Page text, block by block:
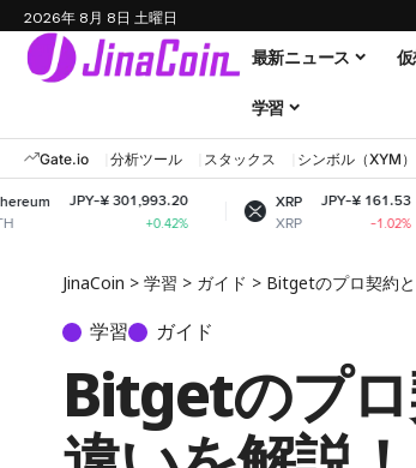
2026年 8月 8日 土曜日
最新ニュース
学習
Gate.io 分析ツール スタックス シンボル（XYM）
301,993.20
XRP
XRP
JPY-¥ 161.53
-1.02%
SOL
JinaCoin > 学習 > ガイド > Bitgetのプロ契約
学習 ガイド
Bitgetのプ